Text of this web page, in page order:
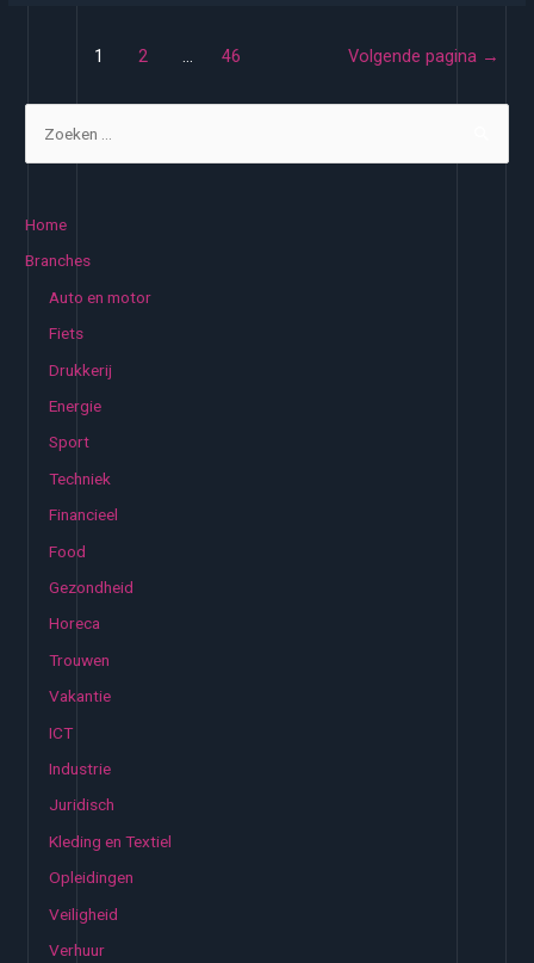
gerichte
jouw
gewichtsbeheersing
1 2 … 46 Volgende pagina →
Home
Branches
Auto en motor
Fiets
Drukkerij
Energie
Sport
Techniek
Financieel
Food
Gezondheid
Horeca
Trouwen
Vakantie
ICT
Industrie
Juridisch
Kleding en Textiel
Opleidingen
Veiligheid
Verhuur